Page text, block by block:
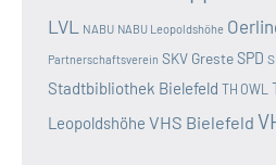
LVL NABU NABU Leopoldshöhe
Partnerschaftsverein SKV GresteSPD
Stadtbibliothek Bielefeld TH OWL
Leopoldshöhe VHS Bielefeld